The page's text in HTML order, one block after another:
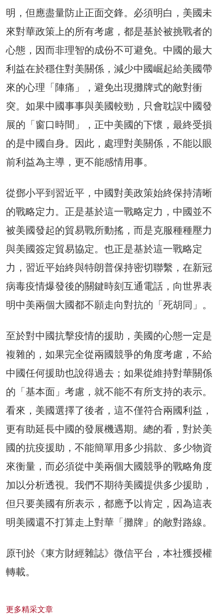
明，但應盡量防止正面交鋒。必須明白，美國未
來對華政策上的所有考慮，都是基於被挑戰者的
心態，因而非理智的成份不可避免。中國的最大
利益在於穩住對美關係，減少中國崛起給美國帶
來的心理「陣痛」，避免出現攤牌式的敵對衝
突。如果中國事事與美國較勁，只會耽誤中國發
展的「窗口時間」，正中美國的下懷，最終受損
的是中國自身。因此，處理對美關係，不能以眼
前利益為主導，更不能感情用事。
從鄧小平到習近平，中國對美政策始終保持清晰
的戰略定力。正是基於這一戰略定力，中國並不
被美國發起的貿易戰所動搖，而是克服種種壓力
與美國簽定貿易協定。也正是基於這一戰略定
力，習近平始終與特朗普保持密切聯繫，在新冠
病毒疫情爆發後的關鍵時刻互通電話，向世界表
明中美兩個大國都不願走向對抗的「死胡同」。
至於對中國抗擊疫情的援助，美國的心態一定是
複雜的，如果完全從兩國競爭的角度考慮，不給
中國任何援助也說得過去；如果從維持對華關係
的「基本面」考慮，就不能不有所支持的表示。
看來，美國選擇了後者，這不僅符合兩國利益，
更有助延長中國的發展機遇期。總的看，對於美
國的抗疫援助，不能簡單用多少捐款、多少物資
來衡量，而必須從中美兩個大國競爭的戰略角度
加以分析透視。我們不期待美國提供多少援助，
但只要美國有所表示，都應予以肯定，因為這表
明美國還不打算走上對華「攤牌」的敵對路線。
原刊於《東方財經雜誌》微信平台，本社獲授權
轉載。
更多精采文章